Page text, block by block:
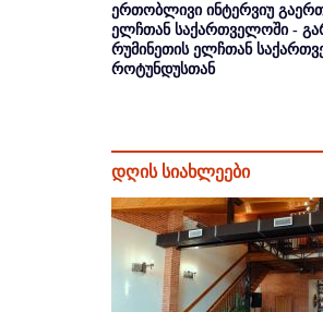
ერთობლივი ინტერვიუ
ელჩთან საქართველოში -
რუმინეთის ელჩთან
როტუნდუსთან
დღის სიახლეები